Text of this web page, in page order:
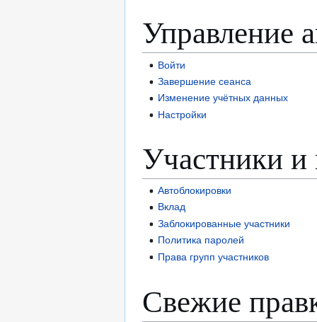
Управление
Войти
Завершение сеанса
Изменение учётных данных
Настройки
Участники и
Автоблокировки
Вклад
Заблокированные участники
Политика паролей
Права групп участников
Свежие